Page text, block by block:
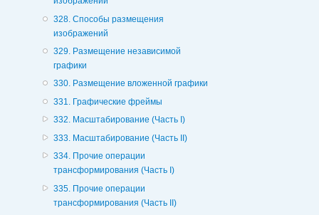
328. Способы размещения
изображений
329. Размещение независимой
графики
330. Размещение вложенной графики
331. Графические фреймы
332. Масштабирование (Часть I)
333. Масштабирование (Часть II)
334. Прочие операции
трансформирования (Часть I)
335. Прочие операции
трансформирования (Часть II)